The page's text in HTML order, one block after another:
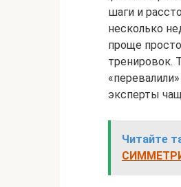
шаги и
несколько
проще
тренировок.
эксперты
Читайте